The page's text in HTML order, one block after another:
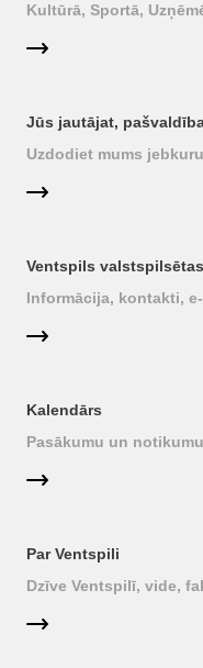
Kultūrā, Sportā,
Jūs jautājat,
Uzdodiet mums
Ventspils
Informācija, kontakti,
Kalendārs
Pasākumu un
Par Ventspili
Dzīve Ventspilī, vide,